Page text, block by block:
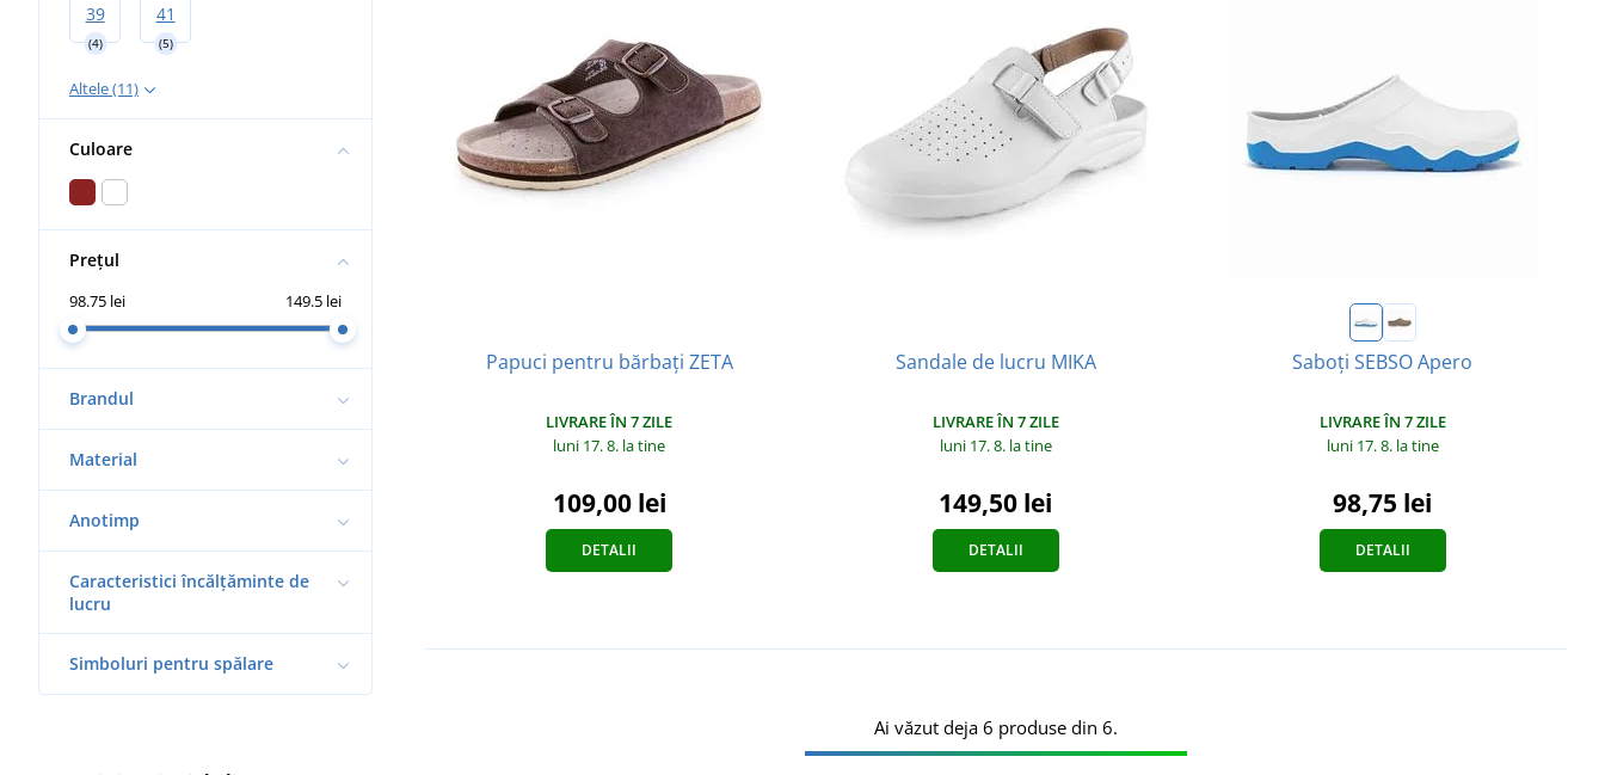
39
(4)
41
(5)
Altele (11)
Culoare
Prețul
98.75 lei 149.5 lei
Brandul
Material
Anotimp
Caracteristici încălțăminte de
lucru
Simboluri pentru spălare
Papuci pentru bărbați ZETA
LIVRARE ÎN 7 ZILE
luni 17. 8. la tine
109,00 lei
DETALII
Sandale de lucru MIKA
LIVRARE ÎN 7 ZILE
luni 17. 8. la tine
149,50 lei
DETALII
Saboți SEBSO Apero
LIVRARE ÎN 7 ZILE
luni 17. 8. la tine
98,75 lei
DETALII
Ai văzut deja 6 produse din 6.